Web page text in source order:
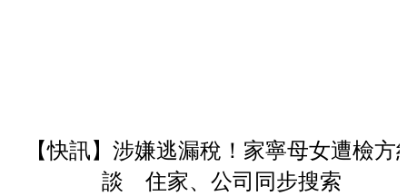
【快訊】涉嫌逃漏稅！家寧母女遭檢方
談 住家、公司同步搜索